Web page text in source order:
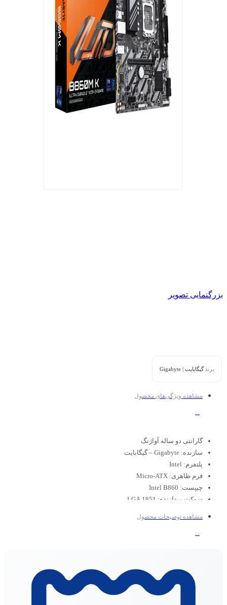
بزرگنمایی تصویر
برند گیگابایت | Gigabyte
مشاهده ویژگی‌های محصول
گارانتی دو ساله آواژنگ
سازنده: Gigabyte – گیگابایت
پلتفرم: Intel
فرم ظاهری: Micro-ATX
چیپست: Intel B860
سوکت پردازنده: LGA 1851
حداکثر حجم حافظه رم: 128 گیگابایت
نوع ماژول رم: DDR5
مشاهده توضیحات محصول